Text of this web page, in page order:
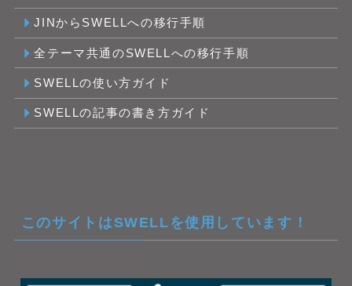
JINからSWELLへの移行手順
全テーマ共通のSWELLへの移行手順
SWELLの使い方ガイド
SWELLの記事の書き方ガイド
このサイトはSWELLを使用しています！